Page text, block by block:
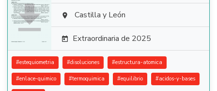
  Castilla y León
 Extraordinaria de 2025
#estequiometria #disoluciones #estructura-atomica
#enlace-quimico #termoquimica #equilibrio #acidos-y-bases